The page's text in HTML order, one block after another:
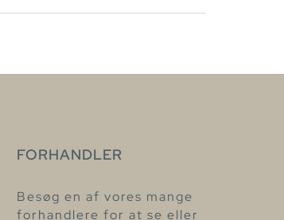
FORHANDLER
Besøg en af vores mange
forhandlere for at se eller